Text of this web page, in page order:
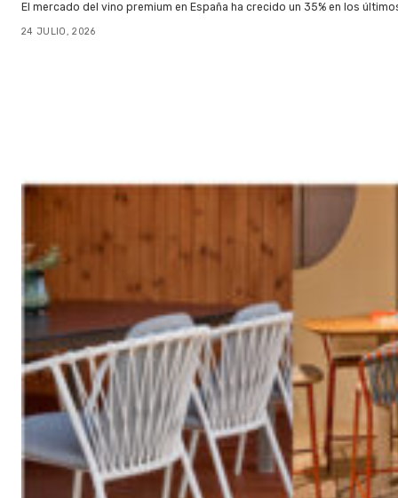
El mercado del vino premium en España ha crecido un 35% en los
24 JULIO, 2026